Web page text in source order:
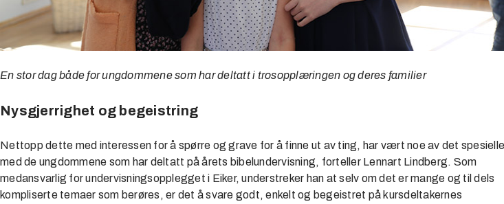
En stor dag både for ungdommene som har deltatt i trosopplæringen og deres familier
Nysgjerrighet og begeistring
Nettopp dette med interessen for å spørre og grave for å finne ut av ting, har vært noe av det spesielle
med de ungdommene som har deltatt på årets bibelundervisning, forteller Lennart Lindberg. Som
medansvarlig for undervisningsopplegget i Eiker, understreker han at selv om det er mange og til dels
kompliserte temaer som berøres, er det å svare godt, enkelt og begeistret på kursdeltakernes